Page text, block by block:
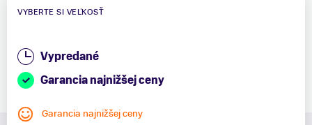
VYBERTE SI VEĽKOSŤ
Vypredané
Garancia najnižšej ceny
Garancia najnižšej ceny